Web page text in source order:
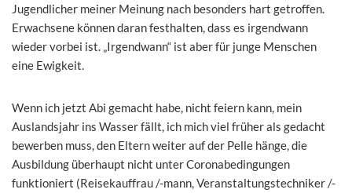
Jugendlicher meiner Meinung nach besonders hart getroffen.
Erwachsene können daran festhalten, dass es irgendwann
wieder vorbei ist. „Irgendwann“ ist aber für junge Menschen
eine Ewigkeit.
Wenn ich jetzt Abi gemacht habe, nicht feiern kann, mein
Auslandsjahr ins Wasser fällt, ich mich viel früher als gedacht
bewerben muss, den Eltern weiter auf der Pelle hänge, die
Ausbildung überhaupt nicht unter Coronabedingungen
funktioniert (Reisekauffrau /-mann, Veranstaltungstechniker /-